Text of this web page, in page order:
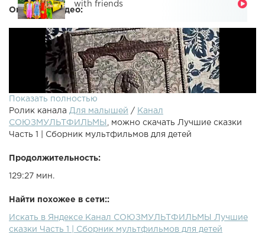
with friends
Описание видео:
цветочек, Сказка о мертвой царевне и о семи богатырях,
про Богатырей Русские народные сказки Сказки народов
мира ▶«Царевна-Лягушка» — советский
Показать полностью
Ролик канала Для малышей / Канал
СОЮЗМУЛЬТФИЛЬМЫ
, можно скачать Лучшие сказки
Часть 1 | Сборник мультфильмов для детей
Продолжительность:
129:27 мин.
Найти похожее в сети::
Искать в Яндексе Канал СОЮЗМУЛЬТФИЛЬМЫ Лучшие
сказки Часть 1 | Сборник мультфильмов для детей